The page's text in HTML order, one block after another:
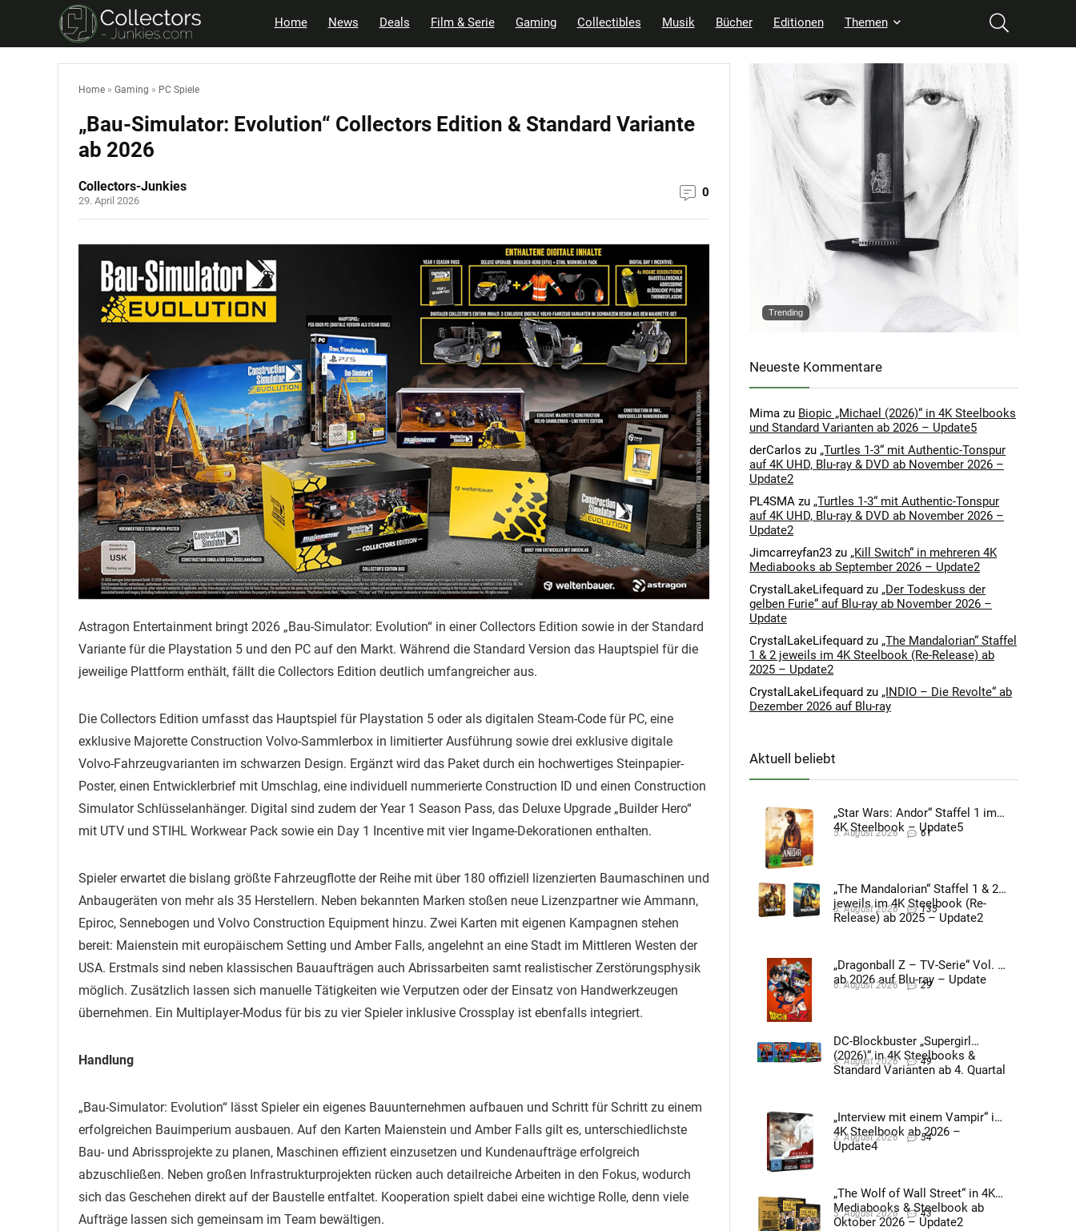
Home News Deals Film & Serie Gaming Collectibles Musik Bücher Editionen Themen
Home » Gaming » PC Spiele
„Bau-Simulator: Evolution“ Collectors Edition & Standard Variante
ab 2026
Collectors-Junkies
29. April 2026
0
Astragon Entertainment bringt 2026 „Bau-Simulator: Evolution“ in einer Collectors Edition sowie in der Standard
Variante für die Playstation 5 und den PC auf den Markt. Während die Standard Version das Hauptspiel für die
jeweilige Plattform enthält, fällt die Collectors Edition deutlich umfangreicher aus.
Die Collectors Edition umfasst das Hauptspiel für Playstation 5 oder als digitalen Steam-Code für PC, eine
exklusive Majorette Construction Volvo-Sammlerbox in limitierter Ausführung sowie drei exklusive digitale
Volvo-Fahrzeugvarianten im schwarzen Design. Ergänzt wird das Paket durch ein hochwertiges Steinpapier-
Poster, einen Entwicklerbrief mit Umschlag, eine individuell nummerierte Construction ID und einen Construction
Simulator Schlüsselanhänger. Digital sind zudem der Year 1 Season Pass, das Deluxe Upgrade „Builder Hero“
mit UTV und STIHL Workwear Pack sowie ein Day 1 Incentive mit vier Ingame-Dekorationen enthalten.
Spieler erwartet die bislang größte Fahrzeugflotte der Reihe mit über 180 offiziell lizenzierten Baumaschinen und
Anbaugeräten von mehr als 35 Herstellern. Neben bekannten Marken stoßen neue Lizenzpartner wie Ammann,
Epiroc, Sennebogen und Volvo Construction Equipment hinzu. Zwei Karten mit eigenen Kampagnen stehen
bereit: Maienstein mit europäischem Setting und Amber Falls, angelehnt an eine Stadt im Mittleren Westen der
USA. Erstmals sind neben klassischen Bauaufträgen auch Abrissarbeiten samt realistischer Zerstörungsphysik
möglich. Zusätzlich lassen sich manuelle Tätigkeiten wie Verputzen oder der Einsatz von Handwerkzeugen
übernehmen. Ein Multiplayer-Modus für bis zu vier Spieler inklusive Crossplay ist ebenfalls integriert.
Handlung
„Bau-Simulator: Evolution“ lässt Spieler ein eigenes Bauunternehmen aufbauen und Schritt für Schritt zu einem
erfolgreichen Bauimperium ausbauen. Auf den Karten Maienstein und Amber Falls gilt es, unterschiedlichste
Bau- und Abrissprojekte zu planen, Maschinen effizient einzusetzen und Kundenaufträge erfolgreich
abzuschließen. Neben großen Infrastrukturprojekten rücken auch detailreiche Arbeiten in den Fokus, wodurch
sich das Geschehen direkt auf der Baustelle entfaltet. Kooperation spielt dabei eine wichtige Rolle, denn viele
Aufträge lassen sich gemeinsam im Team bewältigen.
Trending
Neueste Kommentare
Mima zu Biopic „Michael (2026)“ in 4K Steelbooks
und Standard Varianten ab 2026 – Update5
derCarlos zu „Turtles 1-3“ mit Authentic-Tonspur
auf 4K UHD, Blu-ray & DVD ab November 2026 –
Update2
PL4SMA zu „Turtles 1-3“ mit Authentic-Tonspur
auf 4K UHD, Blu-ray & DVD ab November 2026 –
Update2
Jimcarreyfan23 zu „Kill Switch“ in mehreren 4K
Mediabooks ab September 2026 – Update2
CrystalLakeLifequard zu „Der Todeskuss der
gelben Furie“ auf Blu-ray ab November 2026 –
Update
CrystalLakeLifequard zu „The Mandalorian“ Staffel
1 & 2 jeweils im 4K Steelbook (Re-Release) ab
2025 – Update2
CrystalLakeLifequard zu „INDIO – Die Revolte“ ab
Dezember 2026 auf Blu-ray
Aktuell beliebt
„Star Wars: Andor“ Staffel 1 im
4K Steelbook – Update5
5. August 2026 61
„The Mandalorian“ Staffel 1 & 2
jeweils im 4K Steelbook (Re-
Release) ab 2025 – Update2
5. August 2026 135
„Dragonball Z – TV-Serie“ Vol. 4
ab 2026 auf Blu-ray – Update
6. August 2026 29
DC-Blockbuster „Supergirl
(2026)“ in 4K Steelbooks &
Standard Varianten ab 4. Quartal
3. August 2026 49
„Interview mit einem Vampir“ im
4K Steelbook ab 2026 –
Update4
3. August 2026 54
„The Wolf of Wall Street“ in 4K
Mediabooks & Steelbook ab
Oktober 2026 – Update2
5. August 2026 43